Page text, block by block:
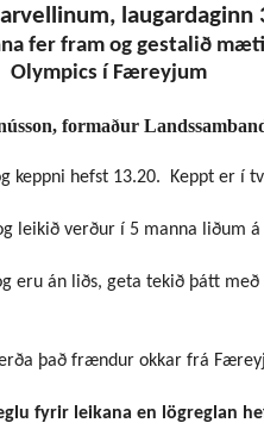
laugardaginn
fer fram og gestalið
Olympics í Færeyjum
formaður
keppni hefst 13.20. Keppt er í
leikið verður í 5 manna liðum
eru án liðs, geta tekið þátt
það frændur okkar frá
fyrir leikana en lögreglan